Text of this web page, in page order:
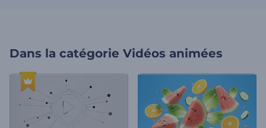
Dans la catégorie Vidéos animées